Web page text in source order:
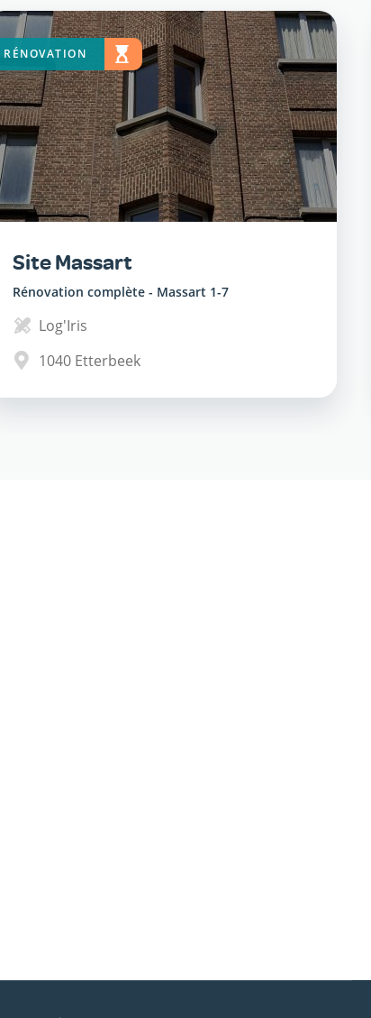
Site Massart
Rénovation complète - Massart 1-7
Log'Iris
1040 Etterbeek
RÉNOVATION
COURS